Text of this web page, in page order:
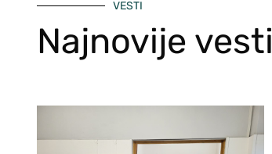
VESTI
Najnovije vesti